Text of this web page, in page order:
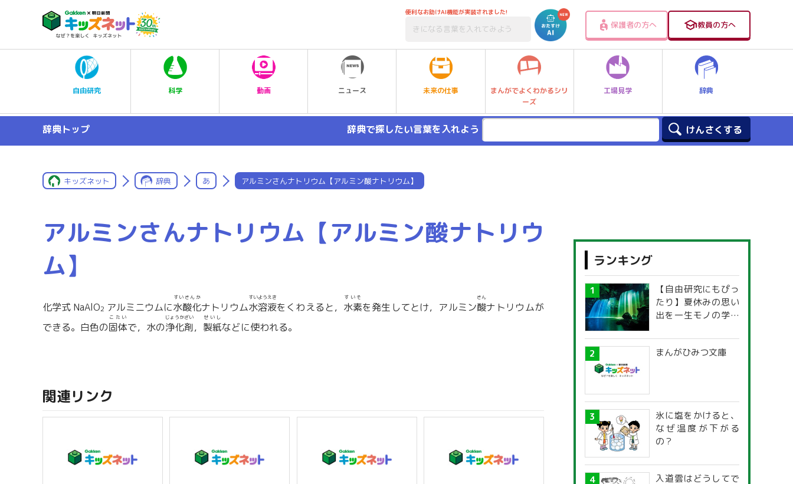
便利なお助けAI機能が実装されました!
保護者の方へ 教員の方へ
自由研究 科学 動画 ニュース 未来の仕事
まんがでよくわかるシリ
ーズ
工場見学 辞典
辞典トップ 辞典で探したい言葉を入れよう
キッズネット 辞典 あ アルミンさんナトリウム【アルミン酸ナトリウム】
アルミンさんナトリウム【アルミン酸ナトリウ
ム】
化学式 NaAlO2 アルミニウムに水酸化
すいさんか
ナトリウム水溶液
すいようえき
をくわえると， 水素
すいそ
を発生してとけ，アルミン酸
さん
ナトリウムが
できる。白色の固体
こたい
で，水の浄化剤
じょうかざい
， 製紙
せいし
などに使われる。
関連リンク
ランキング
【自由研究にもぴっ
たり】夏休みの思い
出を一生モノの学び
探究ガイド
まんがひみつ文庫
氷に塩をかけると、
なぜ温度が下がる
の？
入道雲はどうしてで